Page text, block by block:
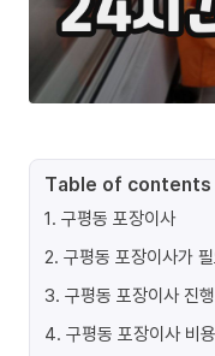
Table of contents
1. 구평동 포장이사
2. 구평동 포장이사가
3. 구평동 포장이사 진
4. 구평동 포장이사 비